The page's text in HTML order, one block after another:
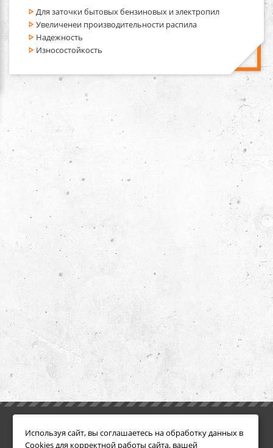
Для заточки бытовых бензиновых и электропил
Увеличенеи производительности распила
Надежность
Износостойкость
Условия возврата
Акции
Используя сайт, вы соглашаетесь на обработку данных в
Cookies для корректной работы сайта, вашей